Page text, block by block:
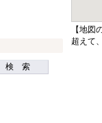
検 索
【地
超えて